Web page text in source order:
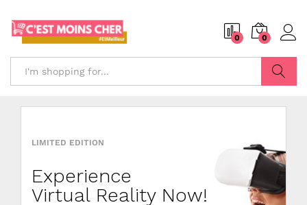
0 0
LIMITED EDITION
Experience
Virtual Reality Now!
LIVEBYCARE
Combo
5x Pillows
DISCOUNT
Wooden
Minimalist